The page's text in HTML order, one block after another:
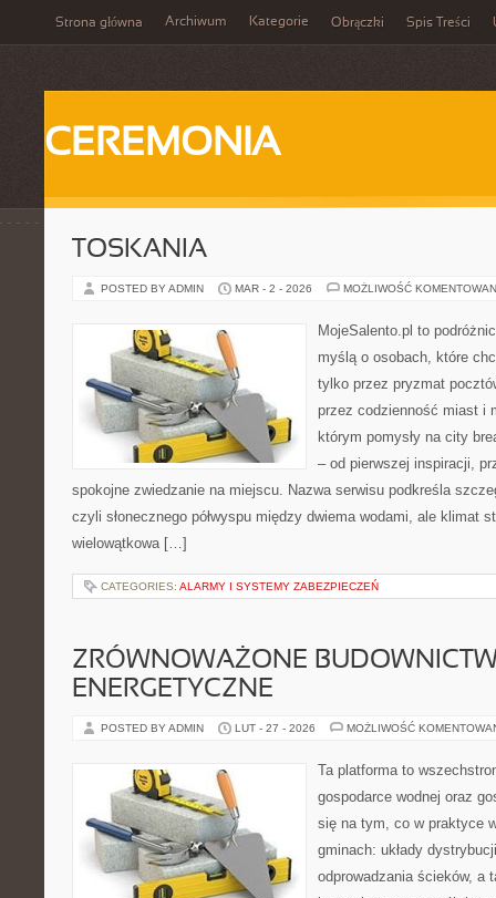
Strona główna Archiwum Kategorie Obrączki Spis Treści
CEREMONIA
TOSKANIA
POSTED BY ADMIN MAR - 2 - 2026 MOŻLIWOŚĆ
MojeSalento.pl to
myślą o osobach, które
tylko przez pryzmat
przez codzienność miast i
którym pomysły na city
– od pierwszej inspiracji,
spokojne zwiedzanie na miejscu. Nazwa serwisu podkreśla
czyli słonecznego półwyspu między dwiema wodami, ale klimat
wielowątkowa […]
CATEGORIES: ALARMY I SYSTEMY ZABEZPIECZEŃ
ZRÓWNOWAŻONE
ENERGETYCZNE
POSTED BY ADMIN LUT - 27 - 2026 MOŻLIWOŚĆ
Ta platforma to
gospodarce wodnej oraz
się na tym, co w praktyce
gminach: układy
odprowadzania ścieków, a